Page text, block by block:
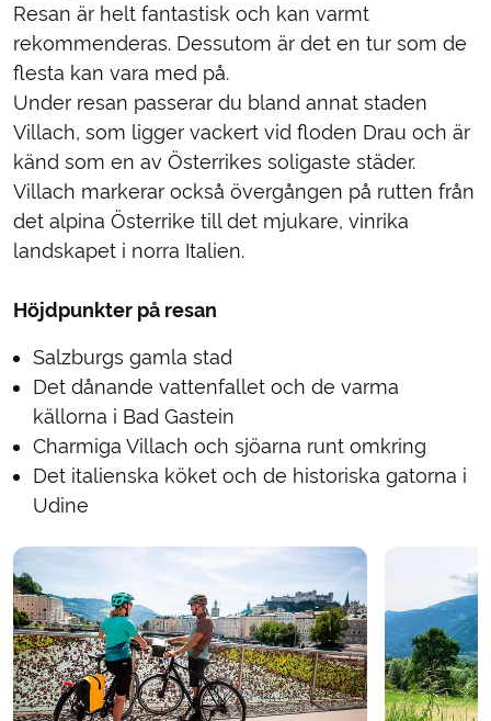
Resan är helt fantastisk och kan varmt
rekommenderas. Dessutom är det en tur som de
flesta kan vara med på.
Under resan passerar du bland annat staden
Villach, som ligger vackert vid floden Drau och är
känd som en av Österrikes soligaste städer.
Villach markerar också övergången på rutten från
det alpina Österrike till det mjukare, vinrika
landskapet i norra Italien.
Höjdpunkter på resan
Salzburgs gamla stad
Det dånande vattenfallet och de varma
källorna i Bad Gastein
Charmiga Villach och sjöarna runt omkring
Det italienska köket och de historiska gatorna i
Udine